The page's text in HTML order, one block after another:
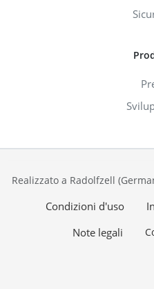
Realizzato a Radolfzell
Condizioni d'uso
Note legali